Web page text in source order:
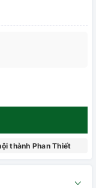
thành Phan Thiết